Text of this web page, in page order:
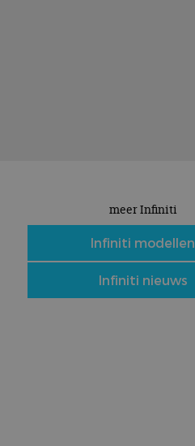
meer Infiniti
Infiniti modellen
Infiniti nieuws